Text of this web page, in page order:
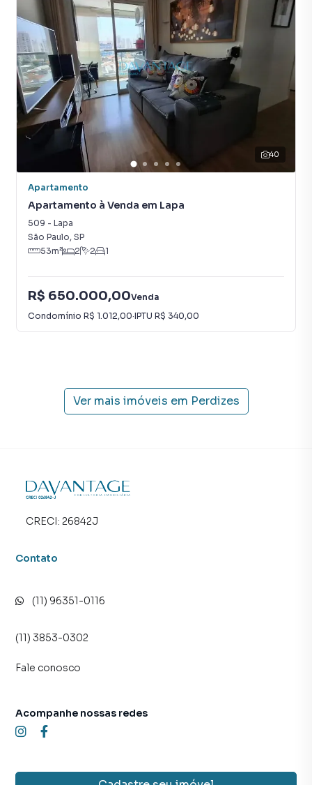
40
Apartamento
Apartamento à Venda em Lapa
509 - Lapa
São Paulo, SP
53m² 2 2 1
R$ 650.000,00Venda
Condomínio R$ 1.012,00·IPTU R$ 340,00
Ver mais imóveis em Perdizes
CRECI: 26842J
Contato
(11) 96351-0116
(11) 3853-0302
Fale conosco
Acompanhe nossas redes